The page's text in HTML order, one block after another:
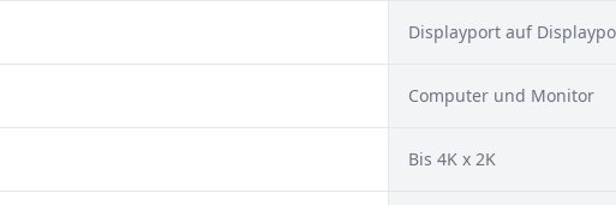
Displayport auf
Computer und Monitor
Bis 4K x 2K